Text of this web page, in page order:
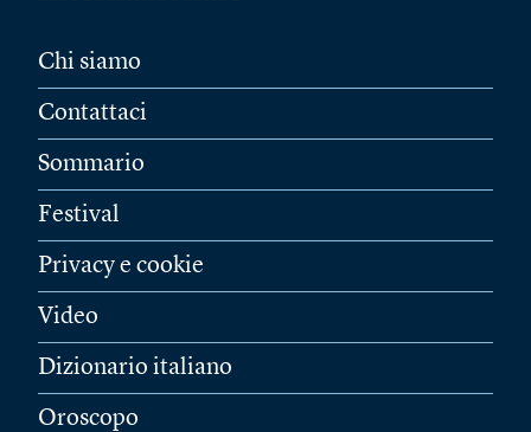
Chi siamo
Contattaci
Sommario
Festival
Privacy e cookie
Video
Dizionario italiano
Oroscopo